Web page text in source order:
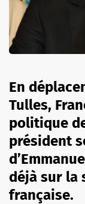
En
Tulles,
politique
président
déjà sur la
française.